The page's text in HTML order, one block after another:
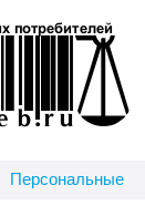
Персональные